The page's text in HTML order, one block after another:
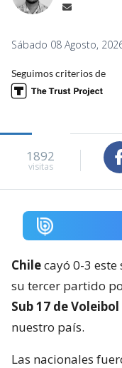
Sábado 08 Agosto,
Seguimos criterios de
1892
visitas
Chilecayó 0-3
su tercer partido
Sub 17 de
nuestro país.
Las nacionales